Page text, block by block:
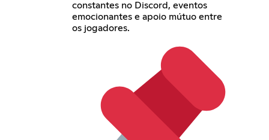
constantes no Discord, eventos
emocionantes e apoio mútuo entre
os jogadores.